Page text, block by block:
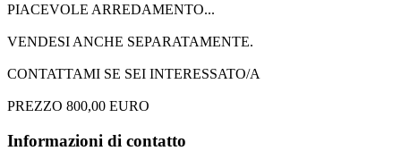
PIACEVOLE ARREDAMENTO...
VENDESI ANCHE SEPARATAMENTE.
CONTATTAMI SE SEI INTERESSATO/A
PREZZO 800,00 EURO
Informazioni di contatto